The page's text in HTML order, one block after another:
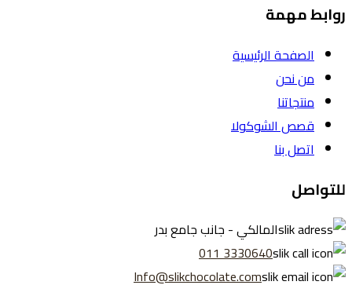
روابط مهمة
الصفحة الرئيسية
من نحن
منتجاتنا
قصص الشوكولا
اتصل بنا
للتواصل
المالكي - جانب جامع بدر
3330640 011
Info@slikchocolate.com